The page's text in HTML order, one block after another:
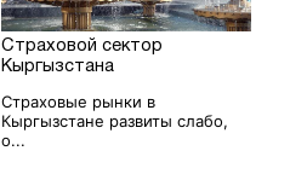
Страховой сектор
Кыргызстана
Страховые рынки в
Кыргызстане развиты слабо,
о...